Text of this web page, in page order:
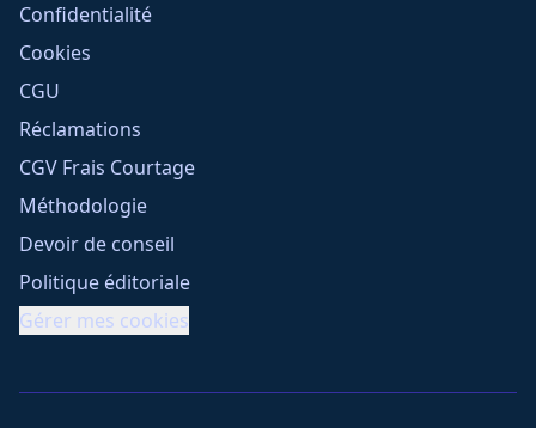
Confidentialité
Cookies
CGU
Réclamations
CGV Frais Courtage
Méthodologie
Devoir de conseil
Politique éditoriale
Gérer mes cookies